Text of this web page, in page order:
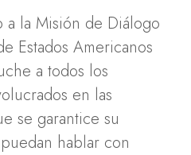
a la Misión de Diálogo
Estados Americanos
a todos los
en las
se garantice su
hablar con